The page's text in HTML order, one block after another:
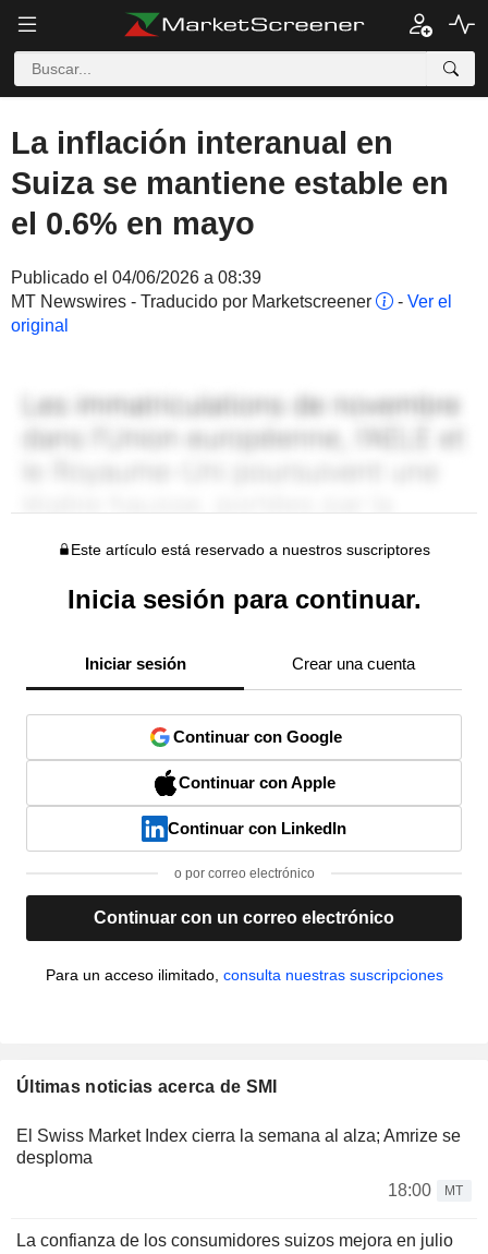
La inflación interanual en
Suiza se mantiene estable en
el 0.6% en mayo
Publicado el 04/06/2026 a 08:39
MT Newswires - Traducido por Marketscreener
- Ver el
original
Este artículo está reservado a nuestros suscriptores
Inicia sesión para continuar.
Iniciar sesión Crear una cuenta
Continuar con Google
Continuar con Apple
Continuar con LinkedIn
o por correo electrónico
Continuar con un correo electrónico
Para un acceso ilimitado, consulta nuestras suscripciones
Últimas noticias acerca de SMI
El Swiss Market Index cierra la semana al alza; Amrize se
desploma
18:00
MT
La confianza de los consumidores suizos mejora en julio